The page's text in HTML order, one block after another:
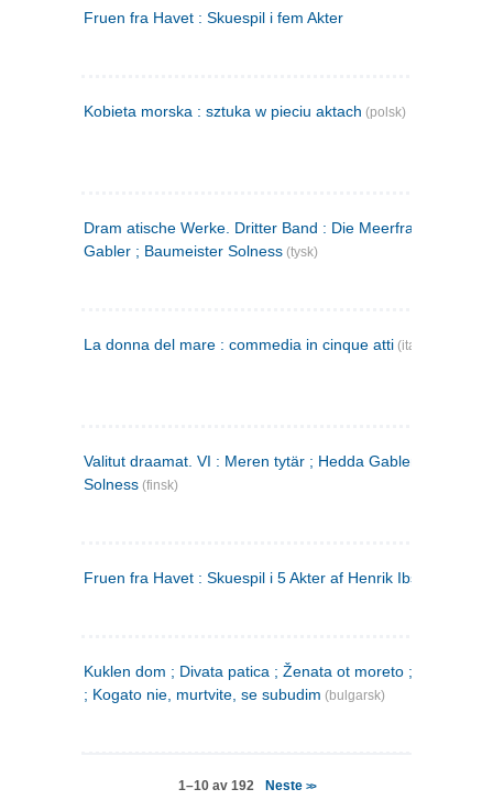
Fruen fra Havet : Skuespil i fem Akter
Kobieta morska : sztuka w pieciu aktach (polsk)
Dram atische Werke. Dritter Band : Die Meerfrau ; Hedda
Gabler ; Baumeister Solness (tysk)
La donna del mare : commedia in cinque atti (italiensk)
Valitut draamat. VI : Meren tytär ; Hedda Gabler ;
Solness (finsk)
Fruen fra Havet : Skuespil i 5 Akter af Henrik Ibsen
Kuklen dom ; Divata patica ; Ženata ot moreto ; Malkijat
; Kogato nie, murtvite, se subudim (bulgarsk)
1–10 av 192 Neste >>